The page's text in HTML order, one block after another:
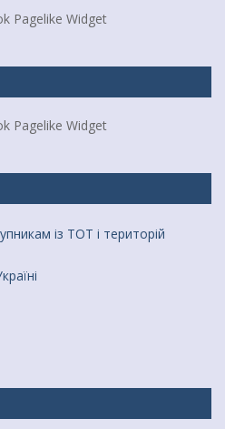
із ТОТ і територій